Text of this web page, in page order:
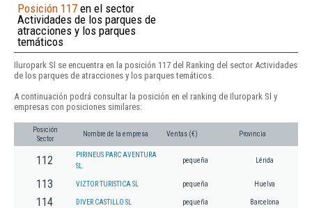
Posición 117 en el sector
Actividades de los parques de
atracciones y los parques
temáticos
Iluropark Sl se encuentra en la posición 117 del Ranking del sector Actividades
de los parques de atracciones y los parques temáticos.
A continuación podrá consultar la posición en el ranking de Iluropark Sl y
empresas con posiciones similares:
Posición
Sector
Nombre de la empresa Ventas (€) Provincia
112
PIRINEUS PARC AVENTURA
SL.
pequeña Lérida
113 VIZTOR TURISTICA SL pequeña Huelva
114 DIVER CASTILLO SL pequeña Barcelona